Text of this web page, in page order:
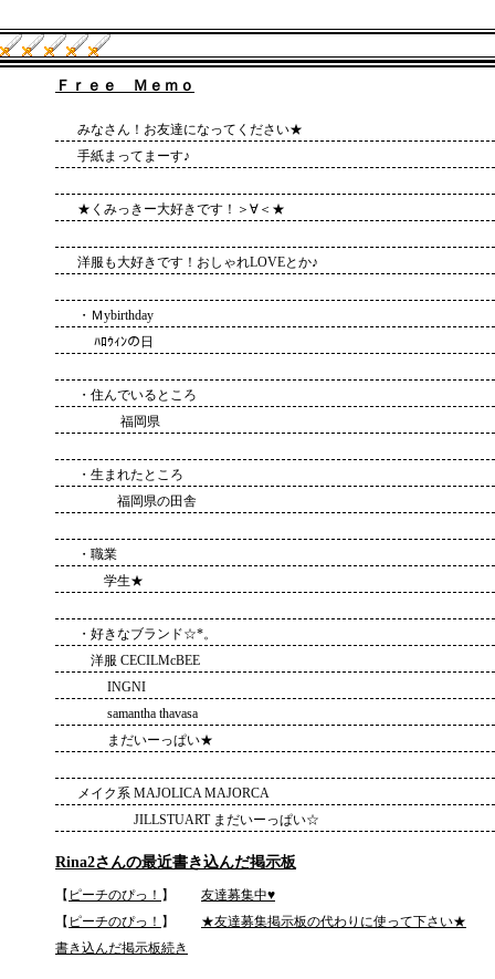
Ｆｒｅｅ Ｍｅｍｏ
みなさん！お友達になってください★
手紙まってまーす♪
★くみっきー大好きです！＞∀＜★
洋服も大好きです！おしゃれLOVEとか♪
・Ｍybirthday
ﾊﾛｳｨﾝの日
・住んでいるところ
福岡県
・生まれたところ
福岡県の田舎
・職業
学生★
・好きなブランド☆*。
洋服 CECILMcBEE
INGNI
samantha thavasa
まだいーっぱい★
メイク系 MAJOLICA MAJORCA
JILLSTUART まだいーっぱい☆
Rina2さんの最近書き込んだ掲示板
【 ピーチのぴっ！ 】 友達募集中♥
【 ピーチのぴっ！ 】 ★友達募集掲示板の代わりに使って下さい★
書き込んだ掲示板続き